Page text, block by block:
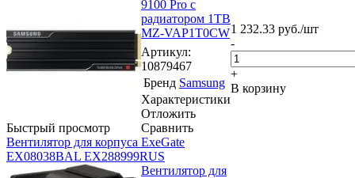
Быстрый просмотр
9100 Pro с
радиатором 1TB
MZ-VAP1T0CW
Артикул:
10879467
Бренд Samsung
Характеристики
Отложить
Сравнить
1 232.33 руб./шт
-
+
В корзину
Вентилятор для корпуса ExeGate
EX08038BAL EX288999RUS
Вентилятор для